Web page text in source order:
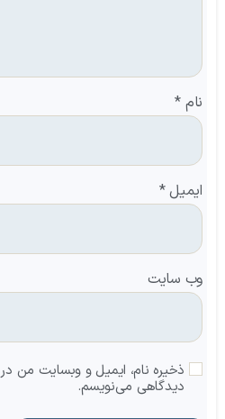
نام *
ایمیل*
وب‌ سایت
ذخیره نام، ایمیل و وبسایت من در
دیدگاهی می‌نویسم.